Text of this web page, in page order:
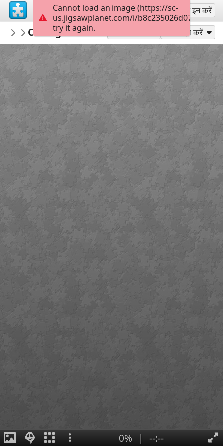
साइन अप साइन इन करें
lowens
...
Coding Socials FISH साझा करें
0% | --:--
Cannot load an image (https://sc-
us.jigsawplanet.com/i/
try it again.